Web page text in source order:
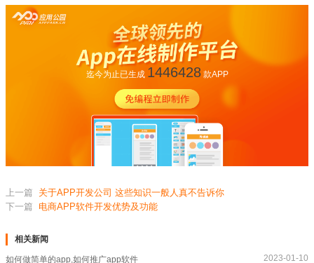
迄今为止已生成 1446428款APP
上一篇
关于APP开发公司 这些知识一般人真不告诉你
下一篇
电商APP软件开发优势及功能
相关新闻
如何做简单的app,如何推广app软件 2023-01-10